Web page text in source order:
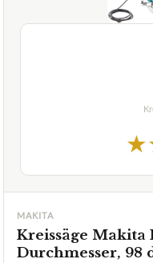
★
MAKITA
Kreissäge Makita
Durchmesser, 98